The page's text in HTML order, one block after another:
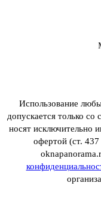
Использование
допускается только
носят исключительно
офертой (ст.